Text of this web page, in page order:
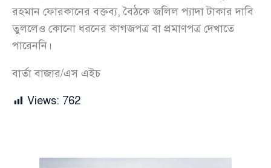
রহমান ফোরকানের বক্তব্য, বৈঠকে জলিল প্যাদা টাকার দাবি
তুললেও কোনো ধরনের কাগজপত্র বা প্রমাণপত্র দেখাতে
পারেননি।
বার্তা বাজার/এস এইচ
Views: 762